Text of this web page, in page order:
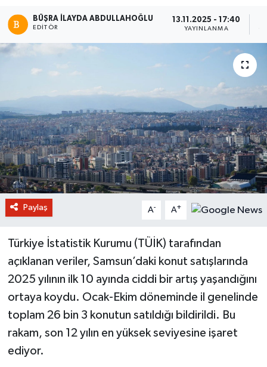
BÜŞRA İLAYDA ABDULLAHOĞLU
EDITÖR
13.11.2025 - 17:40
YAYINLANMA
Paylaş A- A+
Türkiye İstatistik Kurumu (TÜİK) tarafından
açıklanan veriler, Samsun’daki konut satışlarında
2025 yılının ilk 10 ayında ciddi bir artış yaşandığını
ortaya koydu. Ocak-Ekim döneminde il genelinde
toplam 26 bin 3 konutun satıldığı bildirildi. Bu
rakam, son 12 yılın en yüksek seviyesine işaret
ediyor.